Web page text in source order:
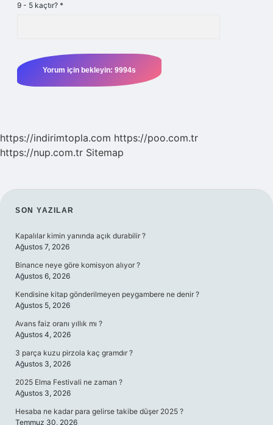
9 - 5 kaçtır? *
https://indirimtopla.com https://poo.com.tr
https://nup.com.tr Sitemap
SIDEBAR
SON YAZILAR
Kapalılar kimin yanında açık durabilir ?
Ağustos 7, 2026
Binance neye göre komisyon alıyor ?
Ağustos 6, 2026
Kendisine kitap gönderilmeyen peygambere ne denir ?
Ağustos 5, 2026
Avans faiz oranı yıllık mı ?
Ağustos 4, 2026
3 parça kuzu pirzola kaç gramdır ?
Ağustos 3, 2026
2025 Elma Festivali ne zaman ?
Ağustos 3, 2026
Hesaba ne kadar para gelirse takibe düşer 2025 ?
Temmuz 30, 2026